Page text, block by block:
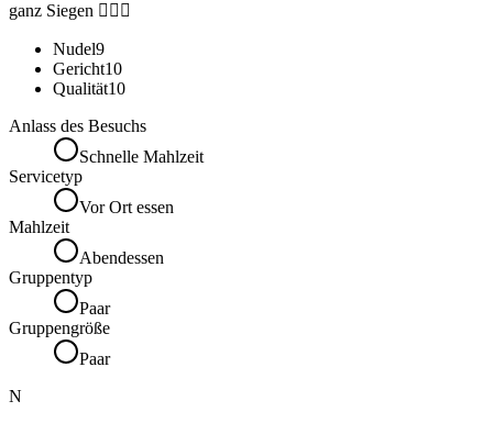
ganz Siegen ✌🏻🍀
Nudel9
Gericht10
Qualität10
Anlass des Besuchs
Schnelle Mahlzeit
Servicetyp
Vor Ort essen
Mahlzeit
Abendessen
Gruppentyp
Paar
Gruppengröße
Paar
N